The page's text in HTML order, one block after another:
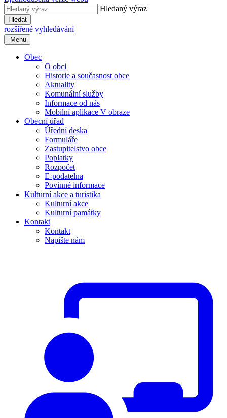
Hledaný výraz
Hledat
rozšířené vyhledávání
Menu
Obec
O obci
Historie a současnost obce
Aktuality
Komunální služby
Informace od nás
Mobilní aplikace V obraze
Obecní úřad
Úřední deska
Formuláře
Zastupitelstvo obce
Poplatky
Rozpočet
E-podatelna
Povinné informace
Kulturní akce a turistika
Kulturní akce
Kulturní památky
Kontakt
Kontakt
Napište nám